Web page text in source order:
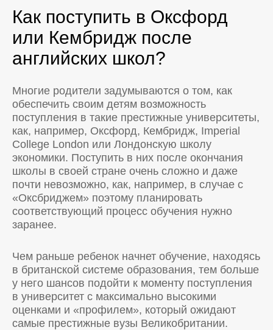
Как поступить в Оксфорд
или Кембридж после
английских школ?
Многие родители задумываются о том, как
обеспечить своим детям возможность
поступления в такие престижные университеты,
как, например, Оксфорд, Кембридж, Imperial
College London или Лондонскую школу
экономики. Поступить в них после окончания
школы в своей стране очень сложно и даже
почти невозможно, как, например, в случае с
«Оксбриджем» поэтому планировать
соответствующий процесс обучения нужно
заранее.
Чем раньше ребенок начнет обучение, находясь
в британской системе образования, тем больше
у него шансов подойти к моменту поступления
в университет с максимально высокими
оценками и «профилем», который ожидают
самые престижные вузы Великобритании.